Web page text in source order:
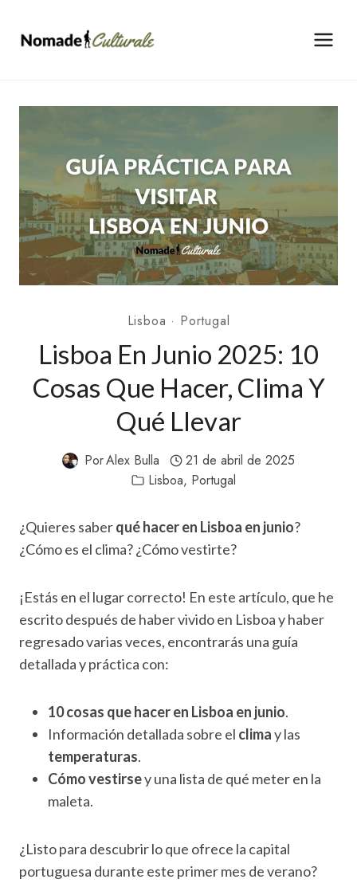
Lisboa · Portugal
Lisboa En Junio 2025: 10
Cosas Que Hacer, Clima Y
Qué Llevar
PorAlex Bulla
21 de abril de 2025
Lisboa, Portugal
¿Quieres saberqué hacer en Lisboa en junio?
¿Cómo es el clima? ¿Cómo vestirte?
¡Estás en el lugar correcto! En este artículo, que he
escrito después de haber vivido en Lisboa y haber
regresado varias veces, encontrarás una guía
detallada y práctica con:
10 cosas que hacer en Lisboa en junio.
Información detallada sobre el climay las
temperaturas.
Cómo vestirsey una lista de qué meter en la
maleta.
¿Listo para descubrir lo que ofrece la capital
portuguesa durante este primer mes de verano?